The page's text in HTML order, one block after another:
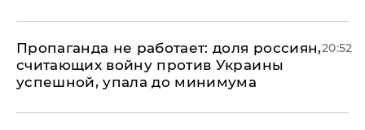
​Пропаганда не работает: доля россиян,
считающих войну против Украины
успешной, упала до минимума
20:52